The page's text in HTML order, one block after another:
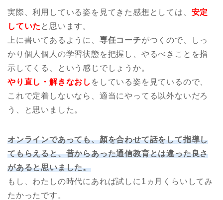
実際、利用している姿を見てきた感想としては、 安定
していた と思います。
上に書いてあるように、 専任コーチがつくので、しっ
かり個人個人の学習状態を把握し、やるべきことを指
示してくる、という感じでしょうか。
やり直し・解きなおし をしている姿を見ているので、
これで定着しないなら、適当にやってる以外ないだろ
う、と思いました。
オンラインであっても、顏を合わせて話をして指導し
てもらえると、昔からあった通信教育とは違った良さ
があると思いました。
もし、わたしの時代にあれば試しに1ヵ月くらいしてみ
たかったです。